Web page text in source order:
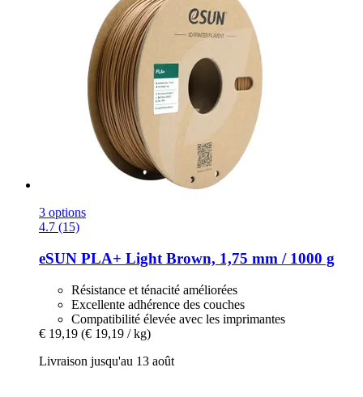
3 options
4.7 (15)
eSUN PLA+ Light Brown, 1,75 mm / 1000 g
Résistance et ténacité améliorées
Excellente adhérence des couches
Compatibilité élevée avec les imprimantes
€ 19,19 (€ 19,19 / kg)
Livraison jusqu'au 13 août